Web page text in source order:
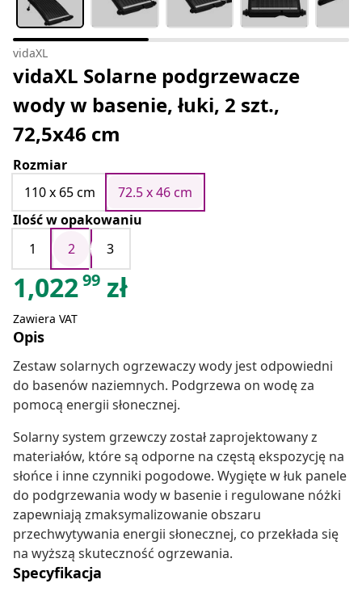
vidaXL
vidaXL Solarne podgrzewacze
wody w basenie, łuki, 2 szt.,
72,5x46 cm
Rozmiar
110 x 65 cm
72.5 x 46 cm
Ilość w opakowaniu
1
2 3
1,02299 zł
Zawiera VAT
Opis
Zestaw solarnych ogrzewaczy wody jest odpowiedni
do basenów naziemnych. Podgrzewa on wodę za
pomocą energii słonecznej.
Solarny system grzewczy został zaprojektowany z
materiałów, które są odporne na częstą ekspozycję na
słońce i inne czynniki pogodowe. Wygięte w łuk panele
do podgrzewania wody w basenie i regulowane nóżki
zapewniają zmaksymalizowanie obszaru
przechwytywania energii słonecznej, co przekłada się
na wyższą skuteczność ogrzewania.
Specyfikacja